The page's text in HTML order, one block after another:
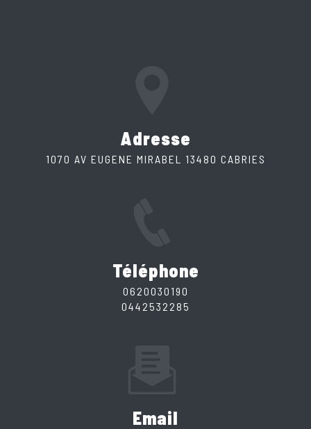
Adresse
1070 AV EUGENE MIRABEL 13480 CABRIES
Téléphone
0620030190
0442532285
Email